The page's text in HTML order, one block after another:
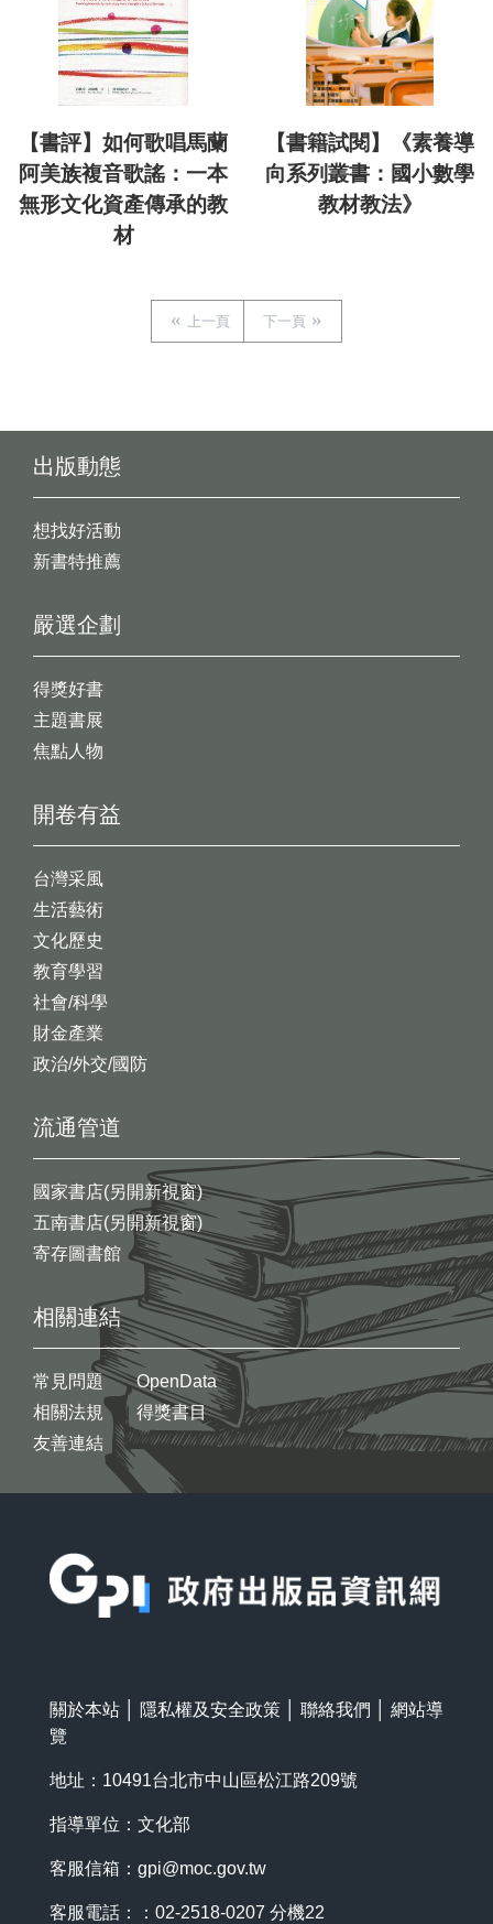
【書評】如何歌唱馬蘭
阿美族複音歌謠：一本
無形文化資產傳承的教
材
【書籍試閱】《素養導
向系列叢書：國小數學
教材教法》
上一頁 下一頁
出版動態
想找好活動
新書特推薦
開卷有益
台灣采風
生活藝術
文化歷史
教育學習
社會/科學
財金產業
政治/外交/國防
嚴選企劃
得獎好書
主題書展
焦點人物
流通管道
國家書店(另開新視窗)
五南書店(另開新視窗)
寄存圖書館
相關連結
常見問題
相關法規
友善連結
OpenData
得獎書目
關於本站 隱私權及安全政策 聯絡我們
網站導
覽
地址：10491台北市中山區松江路209號
指導單位：文化部
客服信箱： gpi@moc.gov.tw
客服電話：：02-2518-0207 分機22